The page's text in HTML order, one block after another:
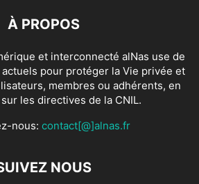
À PROPOS
et interconnecté alNas use de
pour protéger la Vie privée et
membres ou adhérents, en
sur les directives de la CNIL.
nous: contact[@]alnas.fr
NOUS